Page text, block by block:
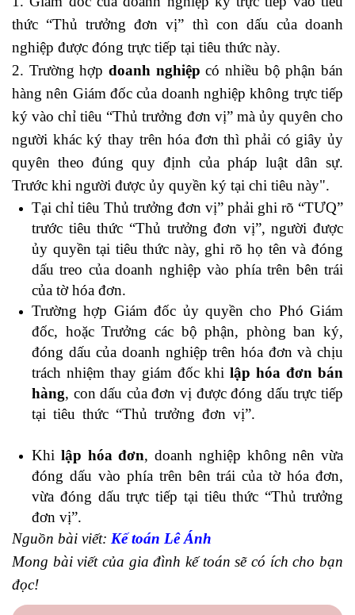
thức “Thủ trưởng đơn vị” thì con dấu của doanh
nghiệp được đóng trực tiếp tại tiêu thức này.
2. Trường hợp doanh nghiệp có nhiều bộ phận bán
hàng nên Giám đốc của doanh nghiệp không trực tiếp
ký vào chỉ tiêu “Thủ trưởng đơn vị” mà ủy quyên cho
người khác ký thay trên hóa đơn thì phải có giây ủy
quyên theo đúng quy định của pháp luật dân sự.
Trước khi người được ủy quyền ký tại chi tiêu này".
Tại chỉ tiêu Thủ trưởng đơn vị” phải ghi rõ “TƯQ”
trước tiêu thức “Thủ trưởng đơn vị”, người được
ủy quyền tại tiêu thức này, ghi rõ họ tên và đóng
dấu treo của doanh nghiệp vào phía trên bên trái
của tờ hóa đơn.
Trường hợp Giám đốc ủy quyền cho Phó Giám
đốc, hoặc Trưởng các bộ phận, phòng ban ký,
đóng dấu của doanh nghiệp trên hóa đơn và chịu
trách nhiệm thay giám đốc khilập hóa đơn bán
hàng, con dấu của đơn vị được đóng dấu trực tiếp
tại tiêu thức “Thủ trưởng đơn vị”.
Khi lập hóa đơn, doanh nghiệp không nên vừa
đóng dấu vào phía trên bên trái của tờ hóa đơn,
vừa đóng dấu trực tiếp tại tiêu thức “Thủ trưởng
đơn vị”.
Nguồn bài viết: Kế toán Lê Ánh
Mong bài viết của gia đình kế toán sẽ có ích cho bạn
đọc!